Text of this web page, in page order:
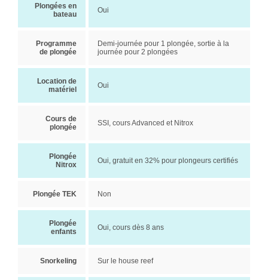
Plongées en
bateau
Oui
Programme
de plongée
Demi-journée pour 1 plongée, sortie à la
journée pour 2 plongées
Location de
matériel
Oui
Cours de
plongée
SSI, cours Advanced et Nitrox
Plongée
Nitrox
Oui, gratuit en 32% pour plongeurs certifiés
Plongée TEK Non
Plongée
enfants
Oui, cours dès 8 ans
Snorkeling Sur le house reef